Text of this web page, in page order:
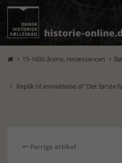
 15-1600 årene, renæssancen 
 Replik til anmeldelse af "Det første
Forrige artikel